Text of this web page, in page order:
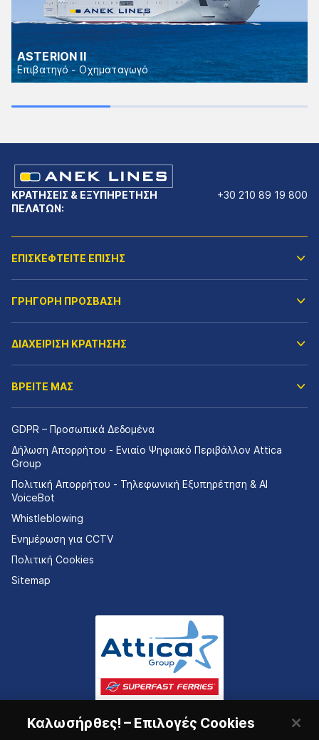
ASTERION II
Επιβατηγό - Οχηματαγωγό
ΚΡΑΤΗΣΕΙΣ & ΕΞΥΠΗΡΕΤΗΣΗ
ΠΕΛΑΤΩΝ:
+30 210 89 19 800
ΕΠΙΣΚΕΦΤΕΙΤΕ ΕΠΙΣΗΣ
ΓΡΗΓΟΡΗ ΠΡΟΣΒΑΣΗ
ΔΙΑΧΕΙΡΙΣΗ ΚΡΑΤΗΣΗΣ
ΒΡΕΙΤΕ ΜΑΣ
GDPR – Προσωπικά Δεδομένα
Δήλωση Απορρήτου - Ενιαίο Ψηφιακό Περιβάλλον Attica
Group
Πολιτική Απορρήτου - Τηλεφωνική Εξυπηρέτηση & AI
VoiceBot
Whistleblowing
Ενημέρωση για CCTV
Πολιτική Cookies
Sitemap
Καλωσήρθες! – Επιλογές Cookies